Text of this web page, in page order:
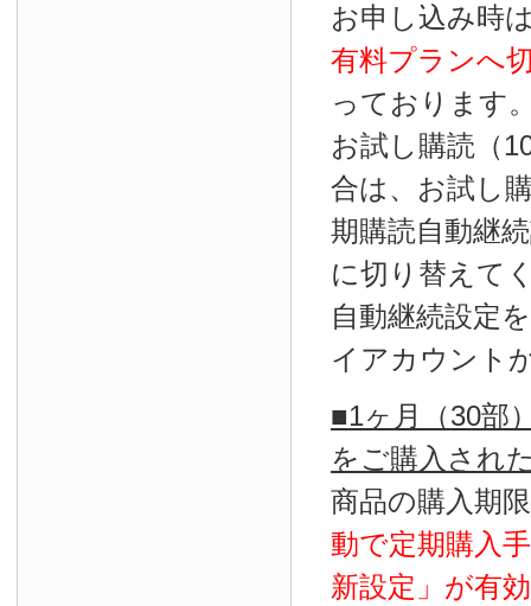
お申し込み時
有料プランへ
っております
お試し購読（
合は、お試し
期購読自動継
に切り替えて
自動継続設定
イアカウント
■1ヶ月（30部
をご購入され
商品の購入期
動で定期購入
新設定」が有効